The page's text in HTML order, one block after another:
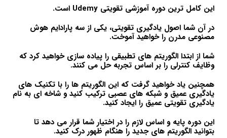
این کامل ترین دوره آموزشی تقویتی Udemy است.
در آن شما اصول یادگیری تقویتی، یکی از سه پارادایم هوش
مصنوعی مدرن را خواهید آموخت.
شما از ابتدا الگوریتم های تطبیقی را پیاده سازی خواهید کرد که
وظایف کنترلی را بر اساس تجربه حل می کنند.
همچنین یاد خواهید گرفت که این الگوریتم ها را با تکنیک های
یادگیری عمیق و شبکه های عصبی ترکیب کنید و شاخه ای به نام
یادگیری تقویتی عمیق را ایجاد کنید.
این دوره پایه و اساس لازم را در اختیار شما قرار می دهد تا
بتوانید الگوریتم های جدید را هنگام ظهور درک کنید.